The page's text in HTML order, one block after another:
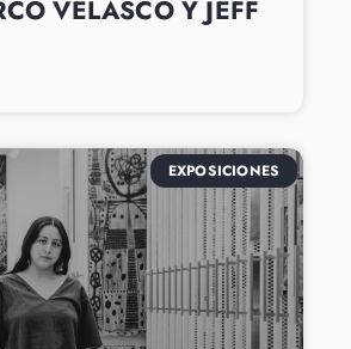
VELASCO Y JEFF
EXPOSICIONES